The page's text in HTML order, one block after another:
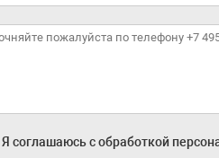
соглашаюсь с обработкой